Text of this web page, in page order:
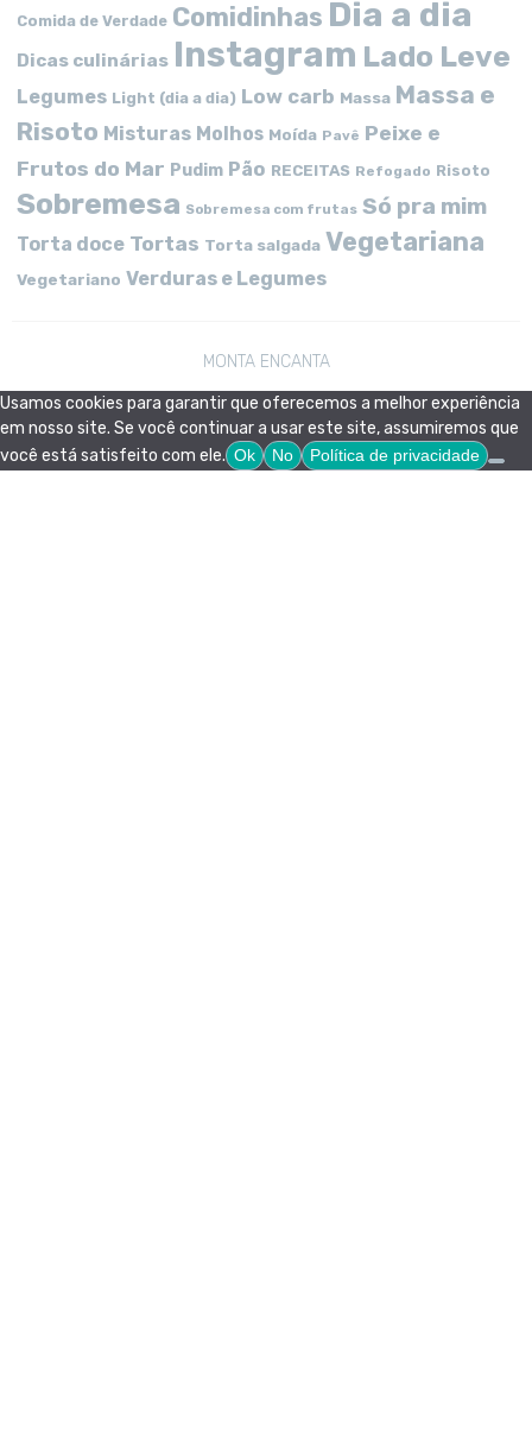
Comida de Verdade Comidinhas Dia a dia
Dicas culinárias Instagram Lado Leve
Legumes Light (dia a dia) Low carb Massa Massa e
Risoto Misturas Molhos Moída Pavê Peixe e
Frutos do Mar Pudim Pão RECEITAS Refogado Risoto
Sobremesa Sobremesa com frutas Só pra mim
Torta doce Tortas Torta salgada Vegetariana
Vegetariano Verduras e Legumes
MONTA ENCANTA
Usamos cookies para garantir que oferecemos a melhor experiência
em nosso site. Se você continuar a usar este site, assumiremos que
você está satisfeito com ele. Ok No Política de privacidade